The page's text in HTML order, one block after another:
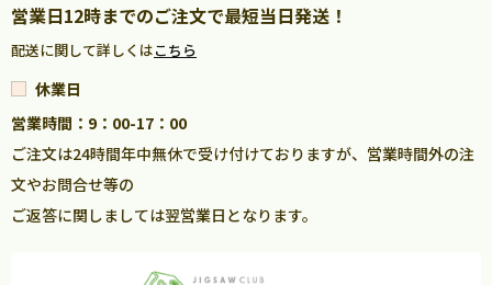
営業日12時までのご注文で最短当日発送！
配送に関して詳しくはこちら
休業日
営業時間：9：00-17：00
ご注文は24時間年中無休で受け付けておりますが、営業時間外の注
文やお問合せ等の
ご返答に関しましては翌営業日となります。